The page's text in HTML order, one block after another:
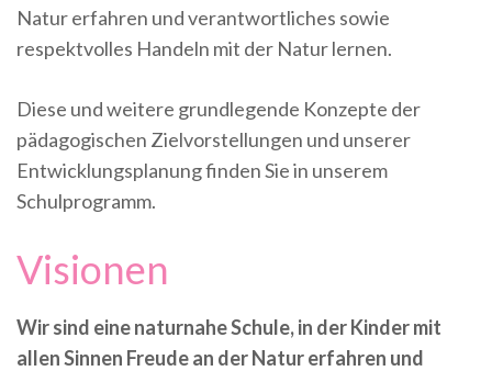
Natur erfahren und verantwortliches sowie
respektvolles Handeln mit der Natur lernen.
Diese und weitere grundlegende Konzepte der
pädagogischen Zielvorstellungen und unserer
Entwicklungsplanung finden Sie in unserem
Schulprogramm.
Visionen
Wir sind eine naturnahe Schule, in der Kinder mit
allen Sinnen Freude an der Natur erfahren und